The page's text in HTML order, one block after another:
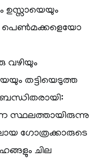
പെണ്‍മക്കളെയോ
വഴിയും
തട്ടിയെടുത്ത
സ്ഥലത്തായിരുന്നു
ഗോത്രക്കാരുടെ
ചില